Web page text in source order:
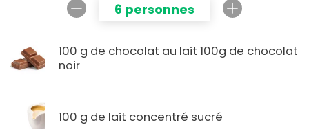
6 personnes
100 g de chocolat au lait 100g de chocolat
noir
100 g de lait concentré sucré